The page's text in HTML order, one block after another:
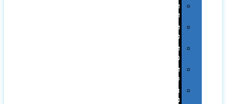
דפוס
דיגיטלי
דפוס
טמפון
דפוס
משי
דפוס
סובלימציה
הדפס
פרוצס